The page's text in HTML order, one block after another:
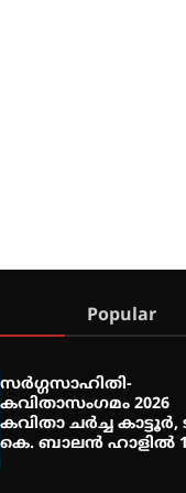
Popular
സർഗ്ഗസാഹിതി-
കവിതാസംഗമം 2026
കവിതാ ചർച്ച കാട്ടൂർ,
കെ. ബാലൻ ഹാളിൽ